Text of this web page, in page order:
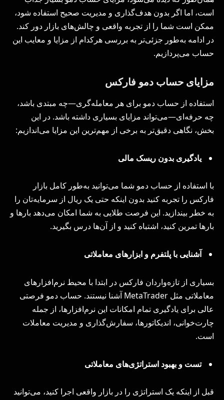
است، اما اگر بدون هدف‌گذاری و مدیریت صحیح استفاده شود،
ممکن است شما را از تجربه واقعی و چالش‌های بازار دور کند.
در ادامه به‌طور جزئی‌تر به بررسی هرکدام از مزایا و معایب این
حساب می‌پردازیم.
مزایای حساب دمو فارکس
استفاده از حساب دمو برای هر معامله‌گری—چه مبتدی باشد،
چه حرفه‌ای—می‌تواند مزایای بسیاری داشته باشد. در این
بخش، نگاهی دقیق‌تر به برخی از مهم‌ترین این مزایا می‌اندازیم:
یادگیری بدون ریسک مالی
با استفاده از حساب دمو شما می‌توانید به‌طور کامل بازار
فارکس را تجربه کنید بدون اینکه حتی یک ریال از سرمایه‌تان را
به خطر بیندازید. این فرصت طلایی به شما امکان می‌دهد بارها و
بارها تمرین کنید، اشتباه کنید و از آن‌ها درس بگیرید.
آشنایی با پلتفرم و ابزارهای معاملاتی
بسیاری از تازه‌واردان فارکس در ابتدا با محیط نرم‌افزارهای
معاملاتی مثل MetaTrader آشنا نیستند. حساب دمو فرصتی
عالی برای یادگیری تمام امکانات این نرم‌افزارها، از جمله
چارت‌خوانی، اندیکاتورها، سفارش‌گذاری و مدیریت معاملات
است.
تست و بهبود استراتژی‌های معاملاتی
قبل از اینکه یک استراتژی را در بازار واقعی اجرا کنید، می‌توانید